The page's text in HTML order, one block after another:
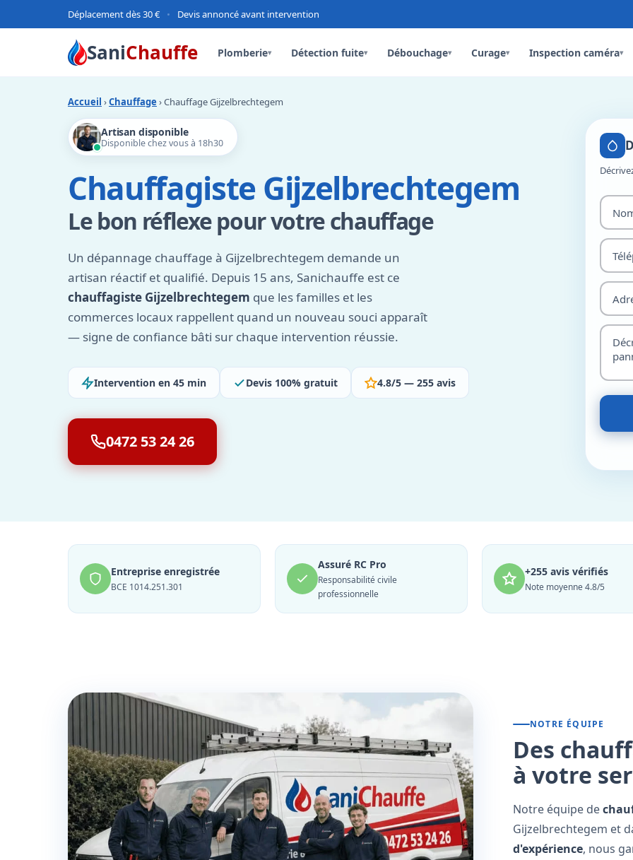
Déplacement dès 30 € • Devis annoncé avant intervention
SaniChauffe Plomberie▾ Détection fuite▾ Débouchage▾ Curage▾ Inspection caméra▾
Accueil ›Chauffage › Chauffage Gijzelbrechtegem
Artisan disponible
Disponible chez vous à 18h30
Chauffagiste Gijzelbrechtegem
Le bon réflexe pour votre chauffage
Un dépannage chauffage à Gijzelbrechtegem demande un
artisan réactif et qualifié. Depuis 15 ans, Sanichauffe est ce
chauffagiste Gijzelbrechtegem que les familles et les
commerces locaux rappellent quand un nouveau souci apparaît
— signe de confiance bâti sur chaque intervention réussie.
Intervention en 45 min Devis 100% gratuit 4.8/5 — 255 avis
0472 53 24 26
Entreprise enregistrée
BCE 1014.251.301
Assuré RC Pro
Responsabilité civile
professionnelle
+255 avis vérifiés
Note moyenne 4.8/5
NOTRE ÉQUIPE
Des
à votre
Notre équipe de
Gijzelbrechtegem et
d'expérience, nous